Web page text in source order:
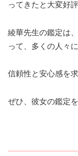
ってきたと大変好評
綾華先生の鑑定は
って、多くの人々
信頼性と安心感を
ぜひ、彼女の鑑定